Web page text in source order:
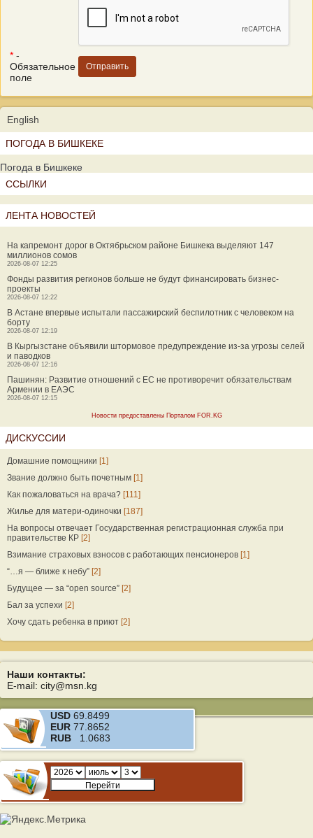
* -
Обязательное
поле
English
ПОГОДА В БИШКЕКЕ
Погода в Бишкеке
ССЫЛКИ
ЛЕНТА НОВОСТЕЙ
На капремонт дорог в Октябрьском районе Бишкека выделяют 147
миллионов сомов
2026-08-07 12:25
Фонды развития регионов больше не будут финансировать бизнес-
проекты
2026-08-07 12:22
В Астане впервые испытали пассажирский беспилотник с человеком на
борту
2026-08-07 12:19
В Кыргызстане объявили штормовое предупреждение из-за угрозы селей
и паводков
2026-08-07 12:16
Пашинян: Развитие отношений с ЕС не противоречит обязательствам
Армении в ЕАЭС
2026-08-07 12:15
Новости предоставлены Порталом FOR.KG
ДИСКУССИИ
Домашние помощники [1]
Звание должно быть почетным [1]
Как пожаловаться на врача? [111]
Жилье для матери-одиночки [187]
На вопросы отвечает Государственная регистрационная служба при
правительстве КР [2]
Взимание страховых взносов с работающих пенсионеров [1]
“…я — ближе к небу” [2]
Будущее — за “open source” [2]
Бал за успехи [2]
Хочу сдать ребенка в приют [2]
Наши контакты:
E-mail: city@msn.kg
USD 69.8499
EUR 77.8652
RUB 1.0683